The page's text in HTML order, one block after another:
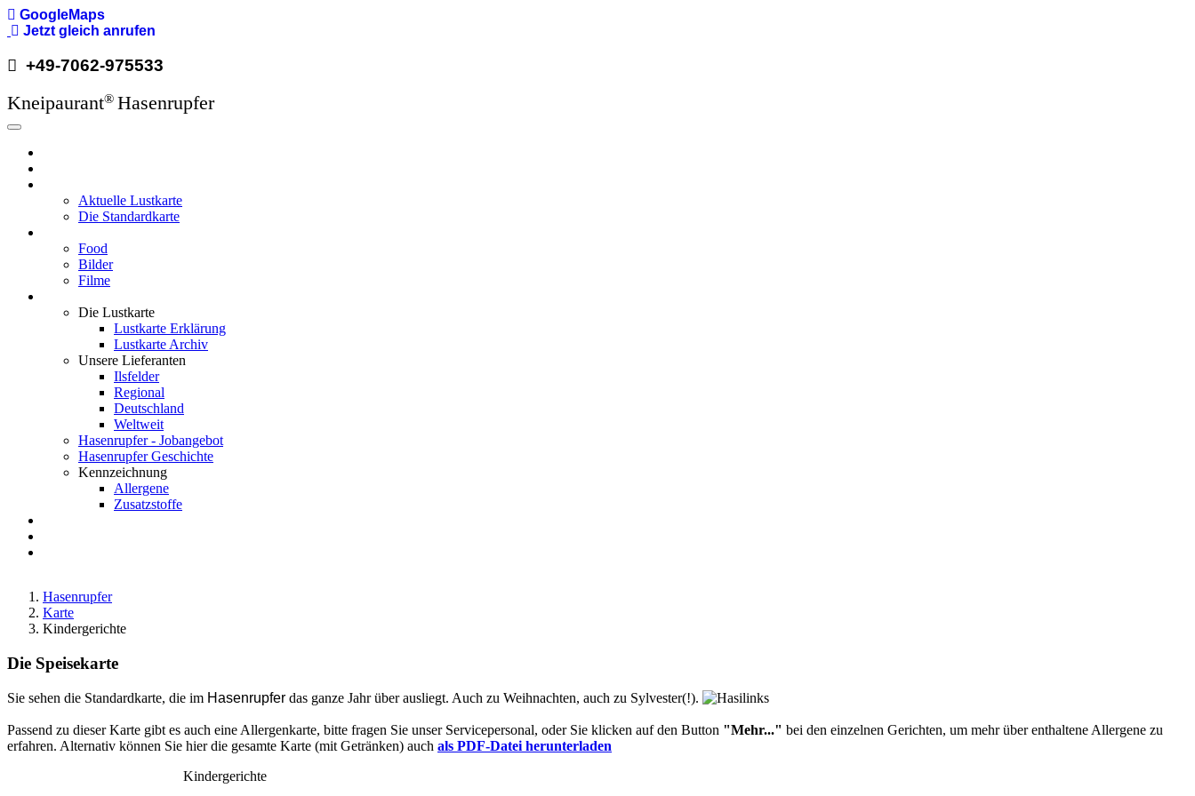
GoogleMaps
Jetzt gleich anrufen
+49-7062-975533
Kneipaurant® Hasenrupfer
Hauptnavigation
Aktuelle Lustkarte
Die Standardkarte
Food
Bilder
Filme
Die Lustkarte
Lustkarte Erklärung
Lustkarte Archiv
Unsere Lieferanten
Ilsfelder
Regional
Deutschland
Weltweit
Hasenrupfer - Jobangebot
Hasenrupfer Geschichte
Kennzeichnung
Allergene
Zusatzstoffe
Hasenrupfer
Karte
Kindergerichte
Die Speisekarte
Sie sehen die Standardkarte, die im Hasenrupfer das ganze Jahr über ausliegt. Auch zu Weihnachten, auch zu Sylvester(!).
Passend zu dieser Karte gibt es auch eine Allergenkarte, bitte fragen Sie unser Servicepersonal, oder Sie klicken auf den Button "Mehr..." bei den einzelnen Gerichten, um mehr über enthaltene Allergene zu
erfahren. Alternativ können Sie hier die gesamte Karte (mit Getränken) auch als PDF-Datei herunterladen
Kindergerichte